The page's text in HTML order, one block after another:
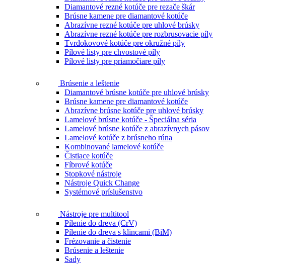
Diamantové rezné kotúče pre rezače škár
Brúsne kamene pre diamantové kotúče
Abrazívne rezné kotúče pre uhlové brúsky
Abrazívne rezné kotúče pre rozbrusovacie píly
Tvrdokovové kotúče pre okružné píly
Pílové listy pre chvostové píly
Pílové listy pre priamočiare píly
Brúsenie a leštenie
Diamantové brúsne kotúče pre uhlové brúsky
Brúsne kamene pre diamantové kotúče
Abrazívne brúsne kotúče pre uhlové brúsky
Lamelové brúsne kotúče - Špeciálna séria
Lamelové brúsne kotúče z abrazívnych pásov
Lamelové kotúče z brúsneho rúna
Kombinované lamelové kotúče
Čistiace kotúče
Fíbrové kotúče
Stopkové nástroje
Nástroje Quick Change
Systémové príslušenstvo
Nástroje pre multitool
Pílenie do dreva (CrV)
Pílenie do dreva s klincami (BiM)
Frézovanie a čistenie
Brúsenie a leštenie
Sady